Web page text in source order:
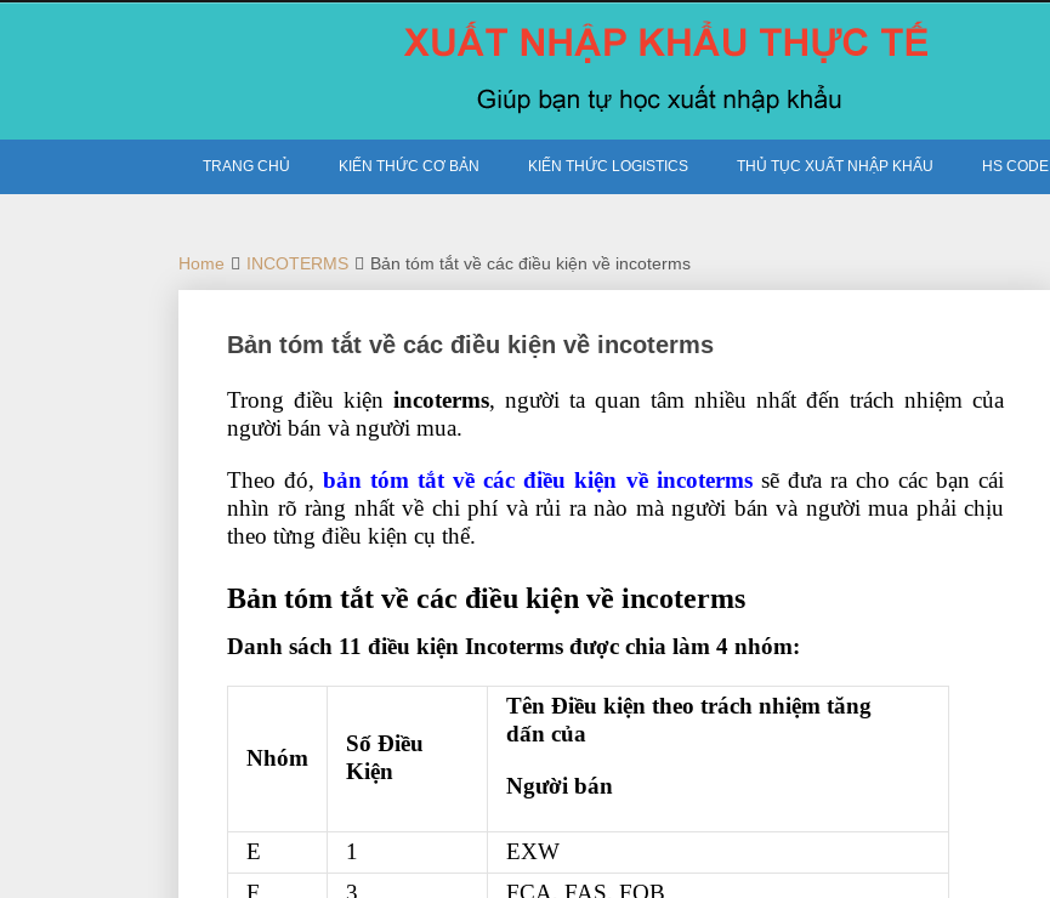
TRANG CHỦ KIẾN THỨC CƠ BẢN KIẾN THỨC LOGISTICS THỦ TỤC XUẤT NHẬP KHẨU HS CODE
Home INCOTERMS Bản tóm tắt về các điều kiện về incoterms
Bản tóm tắt về các điều kiện về incoterms
Trong điều kiện incoterms, người ta quan tâm nhiều nhất đến trách nhiệm của
người bán và người mua.
Theo đó,bản tóm tắt về các điều kiện về incotermssẽ đưa ra cho các bạn cái
nhìn rõ ràng nhất về chi phí và rủi ra nào mà người bán và người mua phải chịu
theo từng điều kiện cụ thể.
Bản tóm tắt về các điều kiện về incoterms
Danh sách 11 điều kiện Incoterms được chia làm 4 nhóm:
Nhóm
Số Điều
Kiện
Tên Điều kiện theo trách nhiệm tăng
dấn của
Người bán
E 1
EXW
F
3
FCA, FAS, FOB